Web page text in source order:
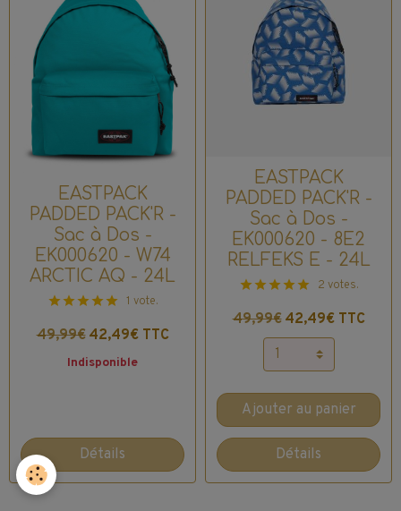
EASTPACK
PADDED PACK'R -
Sac à Dos -
EK000620 - W74
ARCTIC AQ - 24L
1 vote.
49,99€ 42,49€ TTC
Indisponible
Détails
EASTPACK
PADDED PACK'R -
Sac à Dos -
EK000620 - 8E2
RELFEKS E - 24L
2 votes.
49,99€ 42,49€ TTC
Ajouter au panier
Détails